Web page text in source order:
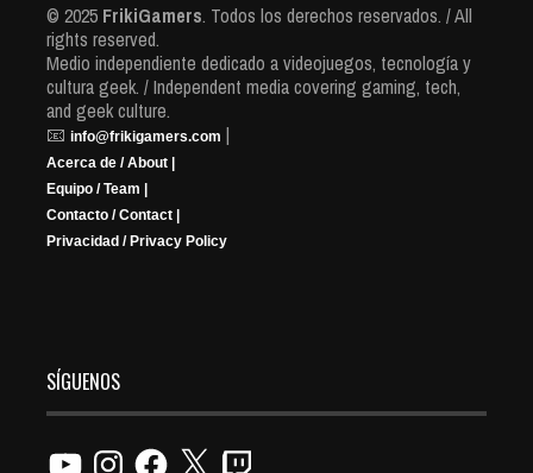
© 2025 FrikiGamers. Todos los derechos reservados. / All
rights reserved.
Medio independiente dedicado a videojuegos, tecnología y
cultura geek. / Independent media covering gaming, tech,
and geek culture.
📧 info@frikigamers.com |
Acerca de / About |
Equipo / Team |
Contacto / Contact |
Privacidad / Privacy Policy
SÍGUENOS
YouTubeInstagramFacebook
X Twitch